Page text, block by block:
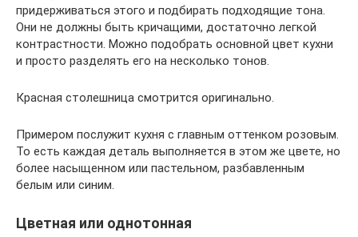
придерживаться этого и подбирать подходящие тона.
Они не должны быть кричащими, достаточно легкой
контрастности. Можно подобрать основной цвет кухни
и просто разделять его на несколько тонов.
Красная столешница смотрится оригинально.
Примером послужит кухня с главным оттенком розовым.
То есть каждая деталь выполняется в этом же цвете, но
более насыщенном или пастельном, разбавленным
белым или синим.
Цветная или однотонная